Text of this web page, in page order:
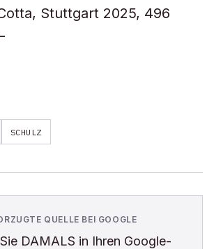
Stuttgart 2025, 496
SCHULZ
QUELLE BEI GOOGLE
DAMALS in Ihren Google-